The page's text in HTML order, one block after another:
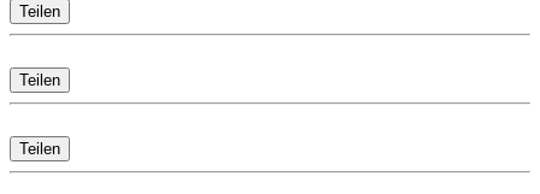
Teilen
Teilen
Teilen